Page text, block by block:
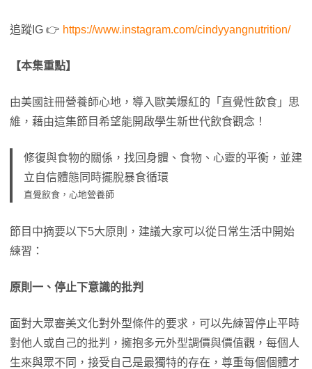
追蹤IG 👉 https://www.instagram.com/cindyyangnutrition/
【本集重點】
由美國註冊營養師心地，導入歐美爆紅的「直覺性飲食」思
維，藉由這集節目希望能開啟學生新世代飲食觀念！
修復與食物的關係，找回身體、食物、心靈的平衡，並建
立自信體態同時擺脫暴食循環
直覺飲食，心地營養師
節目中摘要以下5大原則，建議大家可以從日常生活中開始
練習：
原則一、停止下意識的批判
面對大眾審美文化對外型條件的要求，可以先練習停止平時
對他人或自己的批判，擁抱多元外型調價與價值觀，每個人
生來與眾不同，接受自己是最獨特的存在，尊重每個個體才